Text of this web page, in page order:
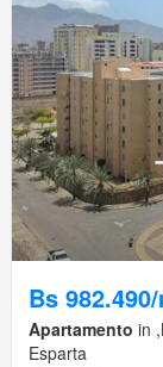
Bs
Apartamento in
Esparta